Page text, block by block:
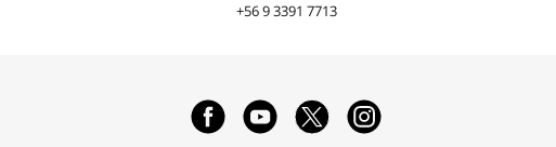
+56 9 3391 7713